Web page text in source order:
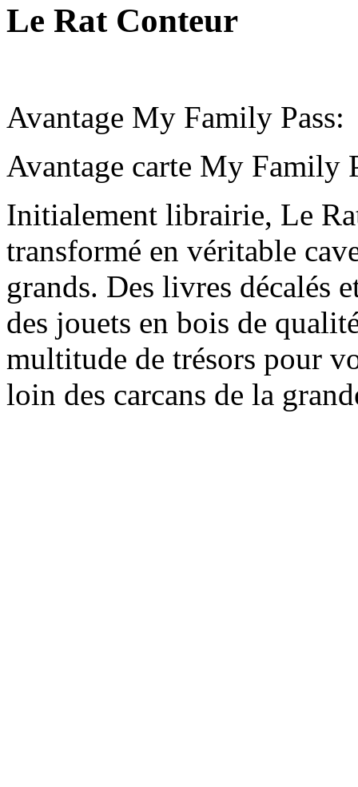
Le Rat Conteur
Avantage My Family Pass:
Avantage carte My Family
Initialement librairie, Le
transformé en véritable
grands. Des livres décalés
des jouets en bois de
multitude de trésors pour
loin des carcans de la